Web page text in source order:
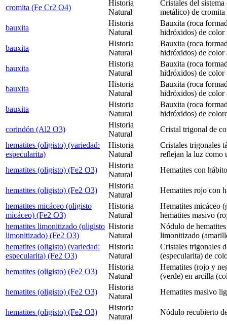
cromita (Fe Cr2 O4)
Historia
Natural
Cristales del
metálico) de
bauxita
Historia
Natural
Bauxita (roca
hidróxidos) de color
bauxita
Historia
Natural
Bauxita (roca
hidróxidos) de color
bauxita
Historia
Natural
Bauxita (roca
hidróxidos) de color
bauxita
Historia
Natural
Bauxita (roca
hidróxidos) de color
bauxita
Historia
Natural
Bauxita (roca
hidróxidos) de
corindón (Al2 O3)
Historia
Natural
Cristal trigonal de
hematites (oligisto) (variedad:
especularita)
Historia
Natural
Cristales trigonales
reflejan la luz como
hematites (oligisto) (Fe2 O3)
Historia
Natural
Hematites con
hematites (oligisto) (Fe2 O3)
Historia
Natural
Hematites rojo con
hematites micáceo (oligisto
micáceo) (Fe2 O3)
Historia
Natural
Hematites micáceo
hematites masivo
hematites limonitizado (oligisto
limonitizado) (Fe2 O3)
Historia
Natural
Nódulo de
limonitizado
hematites (oligisto) (variedad:
especularita) (Fe2 O3)
Historia
Natural
Cristales trigonales
(especularita) de
hematites (oligisto) (Fe2 O3)
Historia
Natural
Hematites (rojo y
(verde) en arcilla
hematites (oligisto) (Fe2 O3)
Historia
Natural
Hematites masivo
hematites (oligisto) (Fe2 O3)
Historia
Natural
Nódulo recubierto